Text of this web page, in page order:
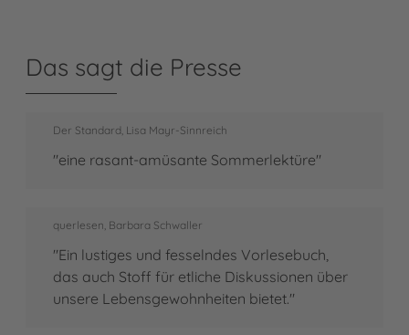
Das sagt die Presse
Der Standard, Lisa Mayr-Sinnreich
"eine rasant-amüsante Sommerlektüre"
querlesen, Barbara Schwaller
"Ein lustiges und fesselndes Vorlesebuch,
das auch Stoff für etliche Diskussionen über
unsere Lebensgewohnheiten bietet."